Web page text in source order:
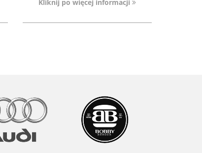
Kliknij po więcej informacji